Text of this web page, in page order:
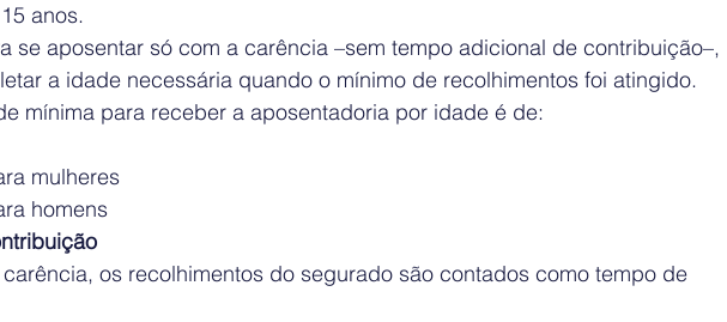
anos.
se aposentar só com a carência –sem tempo adicional de contribuição–,
a idade necessária quando o mínimo de recolhimentos foi atingido.
mínima para receber a aposentadoria por idade é de:
mulheres
homens
os recolhimentos do segurado são contados como tempo de